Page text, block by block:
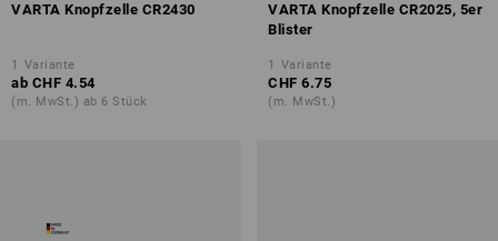
VARTA Knopfzelle CR2430
1 Variante
ab CHF 4.54
(m. MwSt.) ab 6 Stück
VARTA Knopfzelle CR2025, 5er
Blister
1 Variante
CHF 6.75
(m. MwSt.)